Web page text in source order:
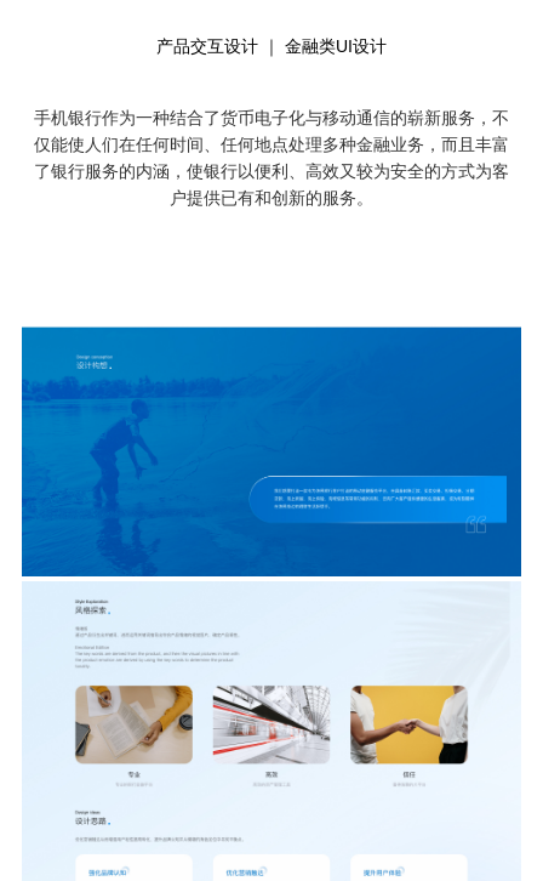
产品交互设计 ｜ 金融类UI设计
手机银行作为一种结合了货币电子化与移动通信的崭新服务，不
仅能使人们在任何时间、任何地点处理多种金融业务，而且丰富
了银行服务的内涵，使银行以便利、高效又较为安全的方式为客
户提供已有和创新的服务。